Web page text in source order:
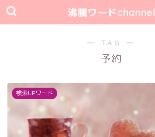
沸騰ワードchannel
― TAG ―
予約
検索UPワード